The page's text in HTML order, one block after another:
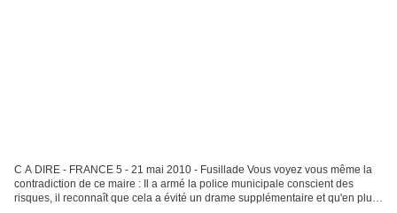
C A DIRE - FRANCE 5 - 21 mai 2010 - Fusillade Vous voyez vous même la
contradiction de ce maire : Il a armé la police municipale conscient des
risques, il reconnaît que cela a évité un drame supplémentaire et qu'en plus